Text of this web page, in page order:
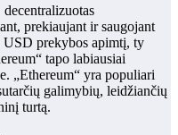
prekiaujant ir saugojant
USD prekybos apimtį, ty
tapo labiausiai
„Ethereum“ yra populiari
galimybių, leidžiančių
turtą.